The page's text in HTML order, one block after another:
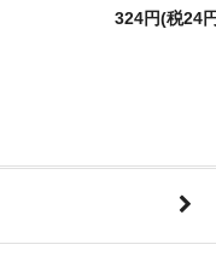
324円(税24